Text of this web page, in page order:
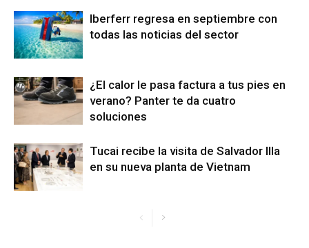
Iberferr regresa en septiembre con
todas las noticias del sector
¿El calor le pasa factura a tus pies en
verano? Panter te da cuatro
soluciones
Tucai recibe la visita de Salvador Illa
en su nueva planta de Vietnam